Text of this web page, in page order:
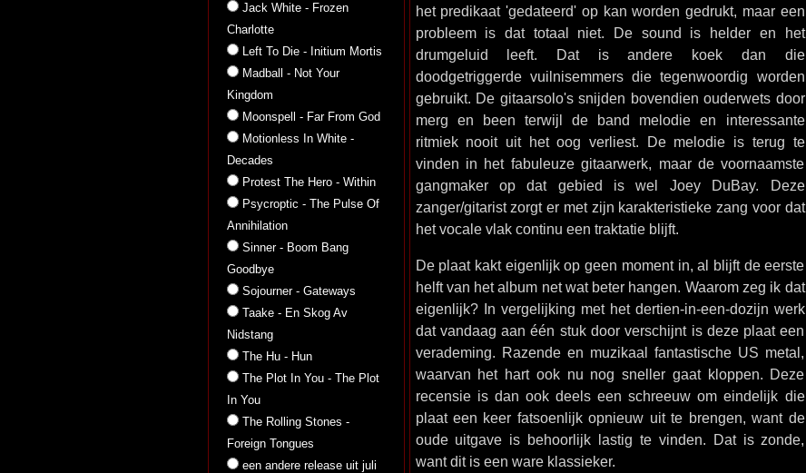
Jack White - Frozen
Charlotte
Left To Die - Initium Mortis
Madball - Not Your
Kingdom
Moonspell - Far From God
Motionless In White -
Decades
Protest The Hero - Within
Psycroptic - The Pulse Of
Annihilation
Sinner - Boom Bang
Goodbye
Sojourner - Gateways
Taake - En Skog Av
Nidstang
The Hu - Hun
The Plot In You - The Plot
In You
The Rolling Stones -
Foreign Tongues
een andere release uit juli
het predikaat 'gedateerd' op kan worden gedrukt, maar een
probleem is dat totaal niet. De sound is helder en het
drumgeluid leeft. Dat is andere koek dan die
doodgetriggerde vuilnisemmers die tegenwoordig worden
gebruikt. De gitaarsolo's snijden bovendien ouderwets door
merg en been terwijl de band melodie en interessante
ritmiek nooit uit het oog verliest. De melodie is terug te
vinden in het fabuleuze gitaarwerk, maar de voornaamste
gangmaker op dat gebied is wel Joey DuBay. Deze
zanger/gitarist zorgt er met zijn karakteristieke zang voor dat
het vocale vlak continu een traktatie blijft.
De plaat kakt eigenlijk op geen moment in, al blijft de eerste
helft van het album net wat beter hangen. Waarom zeg ik dat
eigenlijk? In vergelijking met het dertien-in-een-dozijn werk
dat vandaag aan één stuk door verschijnt is deze plaat een
verademing. Razende en muzikaal fantastische US metal,
waarvan het hart ook nu nog sneller gaat kloppen. Deze
recensie is dan ook deels een schreeuw om eindelijk die
plaat een keer fatsoenlijk opnieuw uit te brengen, want de
oude uitgave is behoorlijk lastig te vinden. Dat is zonde,
want dit is een ware klassieker.